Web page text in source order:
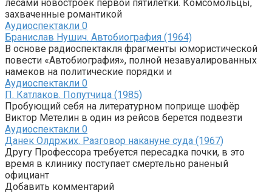
лесами новостроек первой пятилетки. Комсомольцы,
захваченные романтикой
Аудиоспектакли 0
Бранислав Нушич. Автобиография (1964)
В основе радиоспектакля фрагменты юмористической
повести «Автобиография», полной незавуалированных
намеков на политические порядки и
Аудиоспектакли 0
П. Катлаков. Попутчица (1985)
Пробующий себя на литературном поприще шофёр
Виктор Метелин в один из рейсов берется подвезти
Аудиоспектакли 0
Данек Олдржих. Разговор накануне суда (1967)
Другу Профессора требуется пересадка почки, в это
время в клинику поступает смертельно раненый
официант
Добавить комментарий